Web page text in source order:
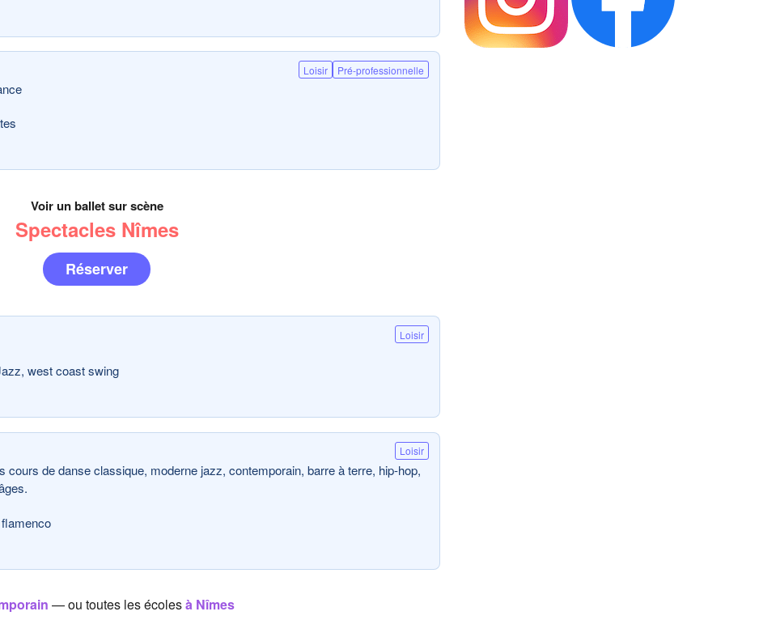
Loisir Pré-professionnelle
Voir un ballet sur scène
Spectacles Nîmes
Réserver
Loisir
west coast swing
Loisir
cours de danse classique, moderne jazz, contemporain, barre à terre, hip-hop,
— ou toutes les écolesà Nîmes